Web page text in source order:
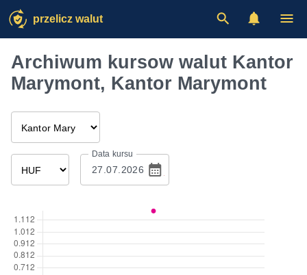
przelicz walut
Archiwum kursow walut Kantor
Marymont, Kantor Marymont
Data kursu